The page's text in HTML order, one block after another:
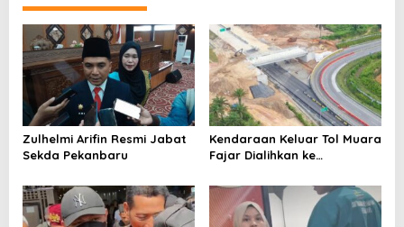
Zulhelmi Arifin Resmi Jabat
Sekda Pekanbaru
Kendaraan Keluar Tol Muara
Fajar Dialihkan ke